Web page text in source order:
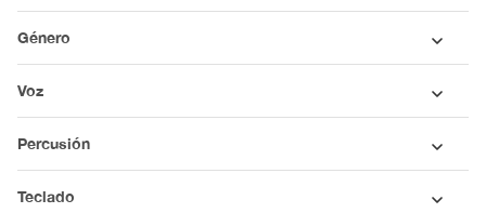
Género
Voz
Percusión
Teclado